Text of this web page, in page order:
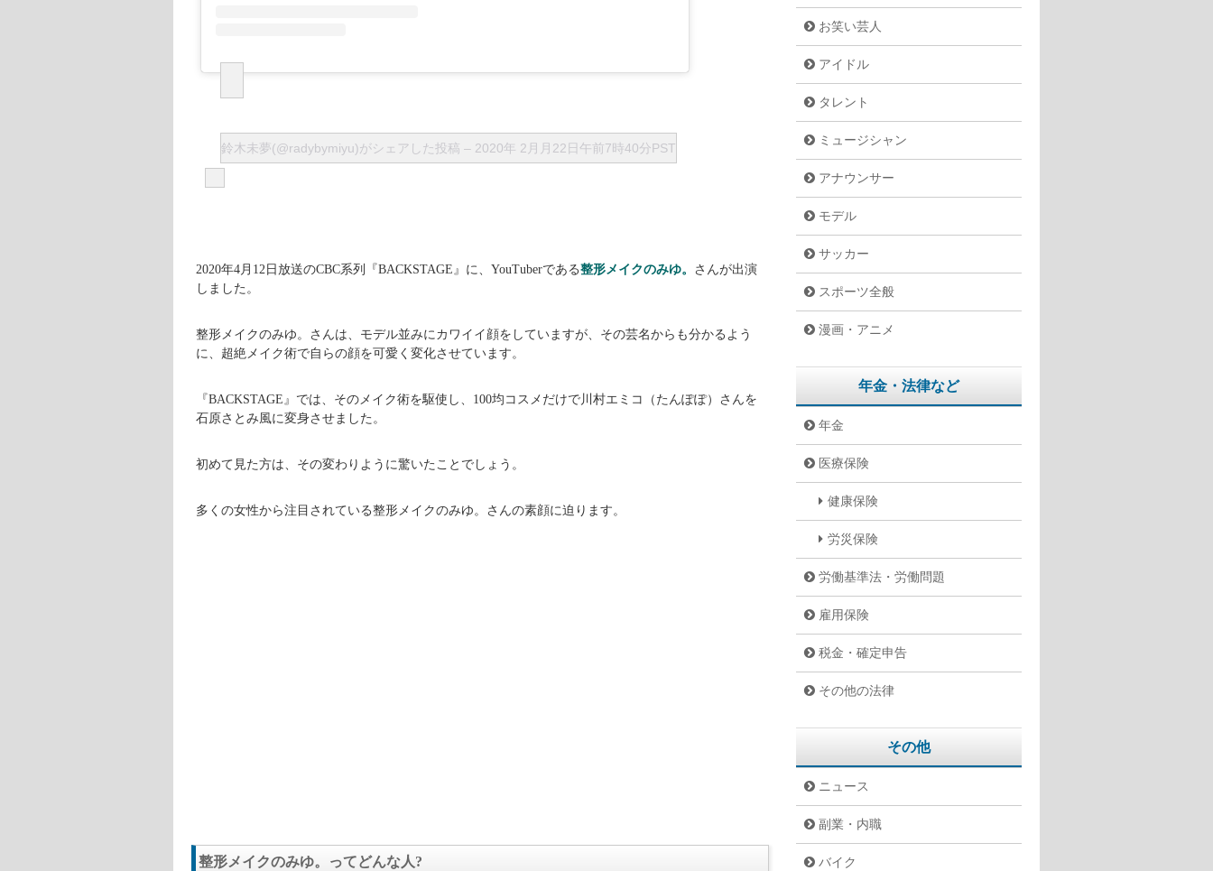
鈴木未夢(@radybymiyu)がシェアした投稿 – 2020年 2月月22日午前7時40分PST
2020年4月12日放送のCBC系列『BACKSTAGE』に、YouTuberである整形メイクのみゆ。 さんが出演
しました。
整形メイクのみゆ。さんは、モデル並みにカワイイ顔をしていますが、その芸名からも分かるよう
に、超絶メイク術で自らの顔を可愛く変化させています。
『BACKSTAGE』では、そのメイク術を駆使し、100均コスメだけで川村エミコ（たんぽぽ）さんを
石原さとみ風に変身させました。
初めて見た方は、その変わりように驚いたことでしょう。
多くの女性から注目されている整形メイクのみゆ。さんの素顔に迫ります。
整形メイクのみゆ。ってどんな人?
お笑い芸人
アイドル
タレント
ミュージシャン
アナウンサー
モデル
サッカー
スポーツ全般
漫画・アニメ
年金・法律など
年金
医療保険
健康保険
労災保険
労働基準法・労働問題
雇用保険
税金・確定申告
その他の法律
その他
ニュース
副業・内職
バイク